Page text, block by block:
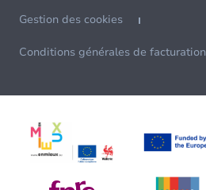
Gestion des cookies
Conditions générales de facturation